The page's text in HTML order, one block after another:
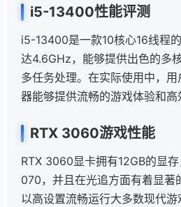
i5-13400性能评测
i5-13400是一款10核心16线程
达4.6GHz，能够提供出色的多
多任务处理。在实际使用中，
器能够提供流畅的游戏体验和高
RTX 3060游戏性能
RTX 3060显卡拥有12GB的显
070，并且在光追方面有着显著
以高设置流畅运行大多数现代